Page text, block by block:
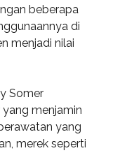
beberapa
di
menjadi nilai
Somer
menjamin
yang
merek seperti